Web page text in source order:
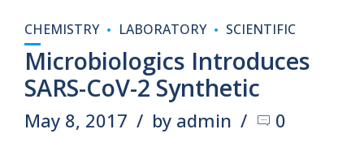
CHEMISTRY LABORATORY SCIENTIFIC
Microbiologics Introduces
SARS-CoV-2 Synthetic
May 8, 2017 by admin 0